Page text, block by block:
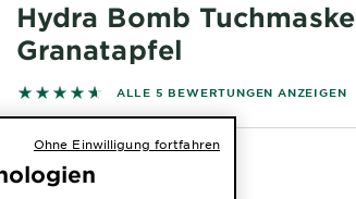
Hydra Bomb Tuchmaske
Granatapfel
4.6371 out of 5 stars based on reviews
ALLE 5 BEWERTUNGEN ANZEIGEN
Ohne Einwilligung fortfahren